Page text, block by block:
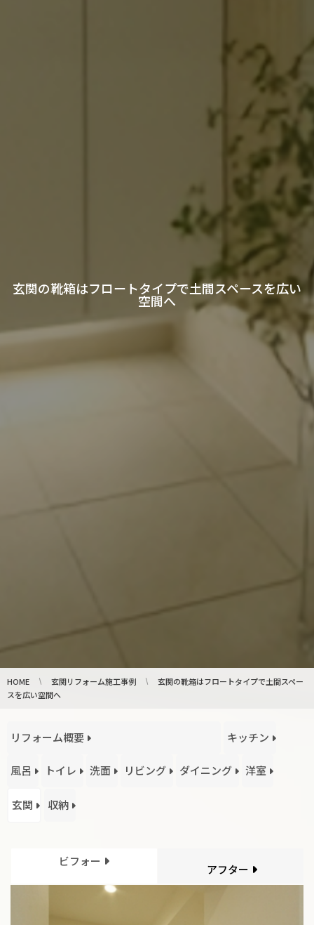
玄関の靴箱はフロートタイプで土間スペースを広い
空間へ
HOME 玄関リフォーム施工事例
玄関の靴箱はフロートタイプで土間スペー
スを広い空間へ
リフォーム概要 キッチン
風呂 トイレ 洗面 リビング ダイニング 洋室
玄関 収納
ビフォー
アフター